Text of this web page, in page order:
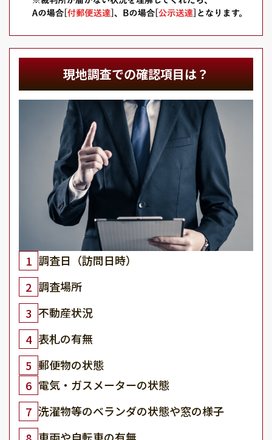
現地調査での確認項目は？
1 調査日（訪問日時）
2 調査場所
3 不動産状況
4 表札の有無
5 郵便物の状態
6 電気・ガスメーターの状態
7 洗濯物等のベランダの状態や窓の様子
車両や自転車の有無